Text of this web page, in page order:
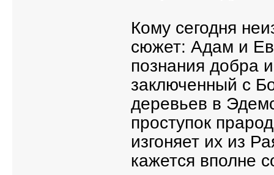
Кому сегодня
сюжет: Адам и
познания добра
заключенный с
деревьев в
проступок
изгоняет их из
кажется вполне